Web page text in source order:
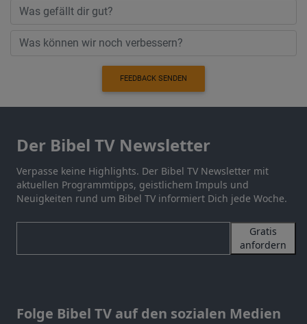
FEEDBACK SENDEN
Der Bibel TV Newsletter
Verpasse keine Highlights. Der Bibel TV Newsletter mit
aktuellen Programmtipps, geistlichem Impuls und
Neuigkeiten rund um Bibel TV informiert Dich jede Woche.
Gratis
anfordern
Folge Bibel TV auf den sozialen Medien